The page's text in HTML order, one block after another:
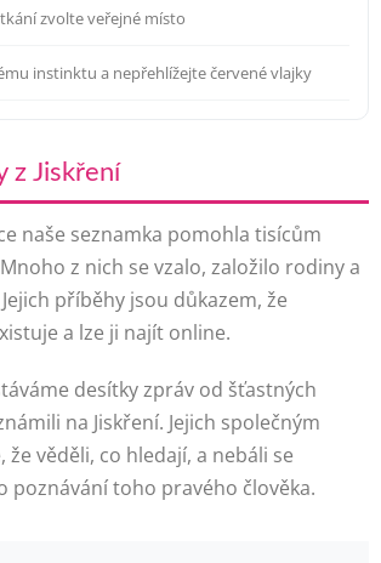
zvolte veřejné místo
instinktu a nepřehlížejte červené vlajky
z Jiskření
naše seznamka pomohla tisícům
z nich se vzalo, založilo rodiny a
příběhy jsou důkazem, že
a lze ji najít online.
desítky zpráv od šťastných
na Jiskření. Jejich společným
že věděli, co hledají, a nebáli se
poznávání toho pravého člověka.